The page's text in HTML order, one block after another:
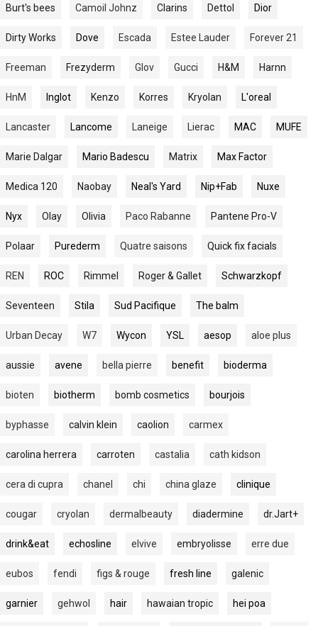
Burt's bees Camoil Johnz Clarins Dettol Dior
Dirty Works Dove Escada Estee Lauder Forever 21
Freeman Frezyderm Glov Gucci H&M Harnn
HnM Inglot Kenzo Korres Kryolan L'oreal
Lancaster Lancome Laneige Lierac MAC MUFE
Marie Dalgar Mario Badescu Matrix Max Factor
Medica 120 Naobay Neal's Yard Nip+Fab Nuxe
Nyx Olay Olivia Paco Rabanne Pantene Pro-V
Polaar Purederm Quatre saisons Quick fix facials
REN ROC Rimmel Roger & Gallet Schwarzkopf
Seventeen Stila Sud Pacifique The balm
Urban Decay W7 Wycon YSL aesop aloe plus
aussie avene bella pierre benefit bioderma
bioten biotherm bomb cosmetics bourjois
byphasse calvin klein caolion carmex
carolina herrera carroten castalia cath kidson
cera di cupra chanel chi china glaze clinique
cougar cryolan dermalbeauty diadermine dr.Jart+
drink&eat echosline elvive embryolisse erre due
eubos fendi figs & rouge fresh line galenic
garnier gehwol hair hawaian tropic hei poa